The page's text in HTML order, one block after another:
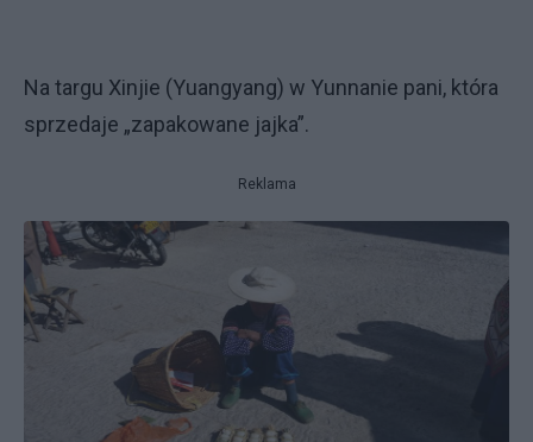
Na targu Xinjie (Yuangyang) w Yunnanie pani, która
sprzedaje „zapakowane jajka”.
Reklama